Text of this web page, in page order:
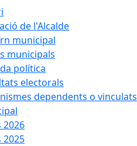
de l'Alcalde
municipal
municipals
política
electorals
dependents o vinculats
2026
2025